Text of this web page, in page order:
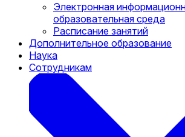
Электронная
образовательная среда
Расписание занятий
Дополнительное образование
Наука
Сотрудникам